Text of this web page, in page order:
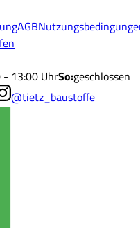
AGB
- 13:00 UhrSo:geschlossen
@tietz_baustoffe